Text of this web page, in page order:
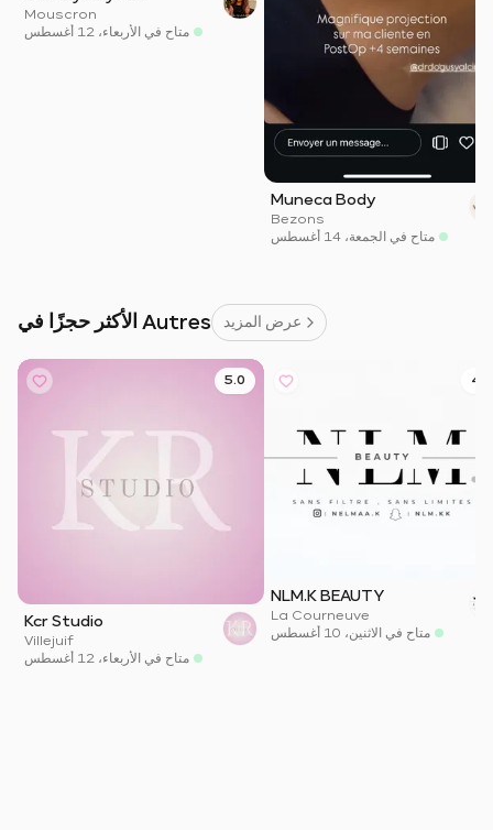
Mouscron
متاح في الأربعاء، 12 أغسطس
Muneca Body
Bezons
متاح في الجمعة، 14 أغسطس
الأكثر حجزًا في Autres عرض المزيد
5.0
Kcr Studio
Villejuif
متاح في الأربعاء، 12 أغسطس
4.9
NLM.K BEAUTY
La Courneuve
متاح في الاثنين، 10 أغسطس